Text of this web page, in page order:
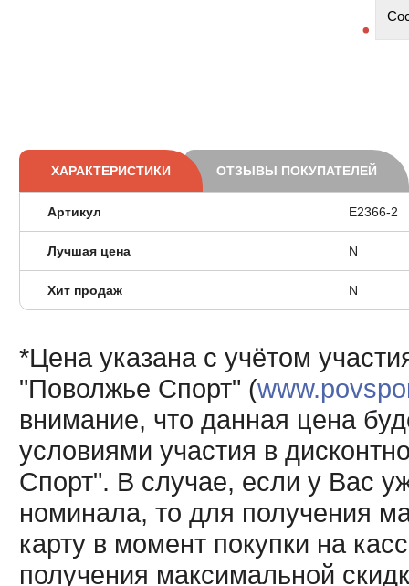
ХАРАКТЕРИСТИКИ ОТЗЫВЫ ПОКУПАТЕЛЕЙ
Артикул E2366-2
Лучшая цена N
Хит продаж N
*Цена указана с учётом
"Поволжье Спорт" (
внимание, что данная цена
условиями участия в
Спорт". В случае, если у Вас
номинала, то для получения
карту в момент покупки на
получения максимальной